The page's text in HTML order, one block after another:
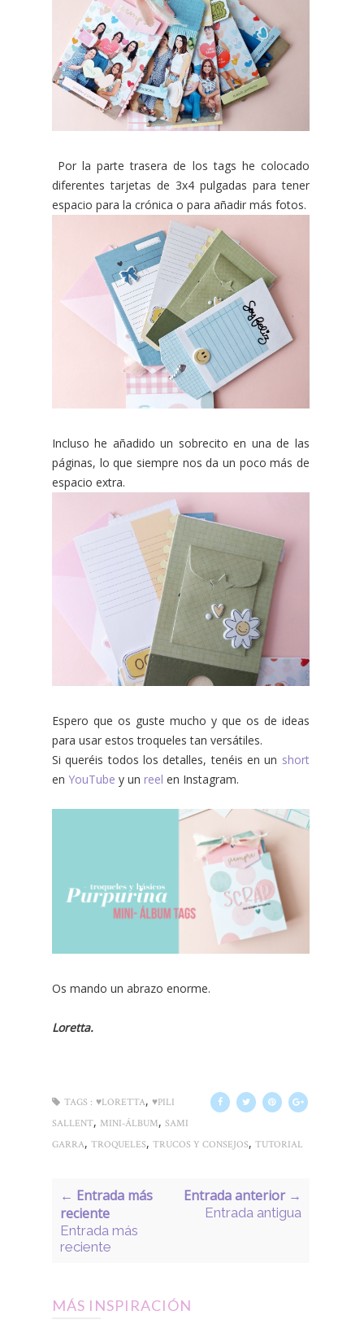
Por la parte trasera de los tags he colocado
diferentes tarjetas de 3x4 pulgadas para tener
espacio para la crónica o para añadir más fotos.
Incluso he añadido un sobrecito en una de las
páginas, lo que siempre nos da un poco más de
espacio extra.
Espero que os guste mucho y que os de ideas
para usar estos troqueles tan versátiles.
Si queréis todos los detalles, tenéis en un short
en YouTube y un reel en Instagram.
Os mando un abrazo enorme.
Loretta.
TAGS : ♥LORETTA, ♥PILI
SALLENT, MINI-ÁLBUM, SAMI
GARRA, TROQUELES, TRUCOS Y CONSEJOS, TUTORIAL
← Entrada más
reciente
Entrada más
reciente
Entrada anterior →
Entrada antigua
MÁS INSPIRACIÓN